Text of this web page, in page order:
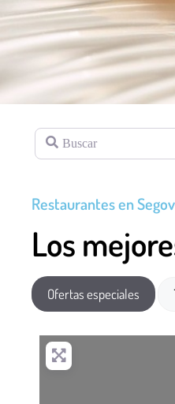
Buscar
Restaurantes en
Los
Ofertas especiales